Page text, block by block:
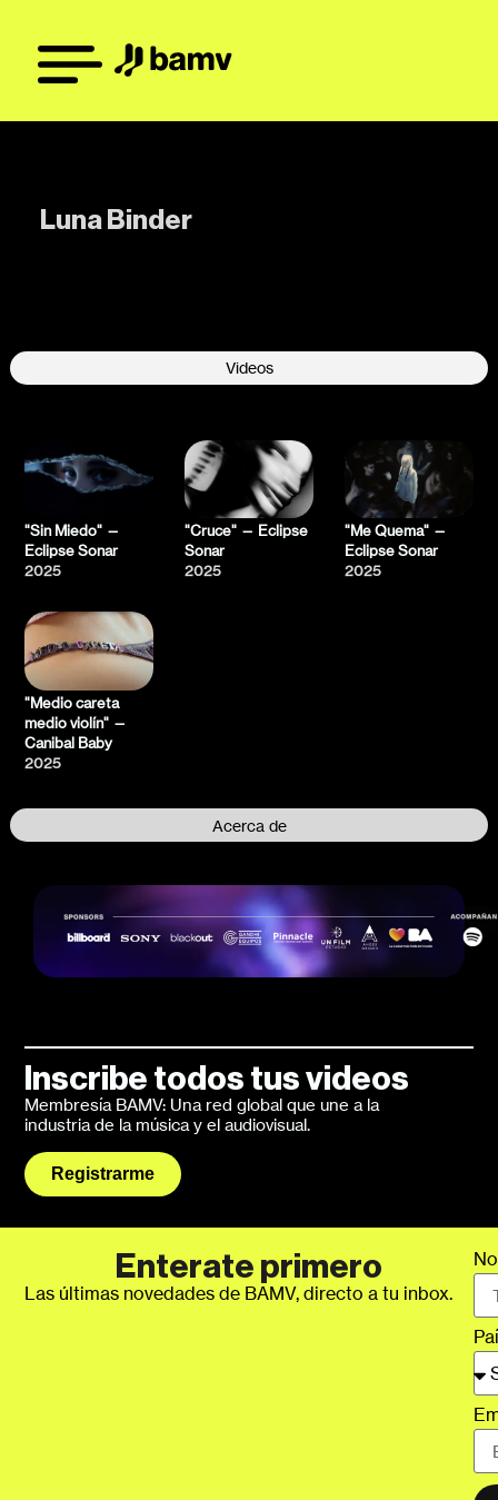
Luna Binder
Videos
Acerca de
"Sin Miedo" —
Eclipse Sonar
2025
"Cruce" — Eclipse
Sonar
2025
"Me Quema" —
Eclipse Sonar
2025
"Medio careta
medio violín" —
Canibal Baby
2025
Inscribe todos tus videos
Membresía BAMV: Una red global que une a la
industria de la música y el audiovisual.
Registrarme
Enterate primero
Las últimas novedades de BAMV, directo a tu inbox.